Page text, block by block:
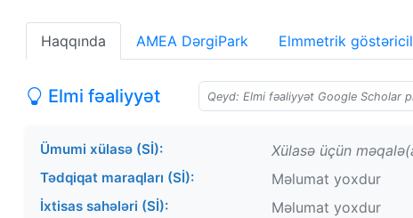
Haqqında AMEA DərgiPark Elmmetrik
Elmi fəaliyyət Qeyd: Elmi fəaliyyət Google Scholar
Ümumi xülasə (Sİ): Xülasə üçün
Tədqiqat maraqları (Sİ): Məlumat yoxdur
İxtisas sahələri (Sİ): Məlumat yoxdur